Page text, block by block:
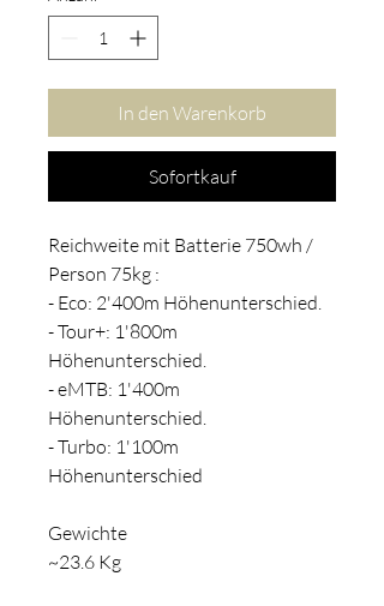
In den Warenkorb
Sofortkauf
Reichweite mit Batterie 750wh /
Person 75kg :
- Eco: 2'400m Höhenunterschied.
- Tour+: 1'800m
Höhenunterschied.
- eMTB: 1'400m
Höhenunterschied.
- Turbo: 1'100m
Höhenunterschied
Gewichte
~23.6 Kg